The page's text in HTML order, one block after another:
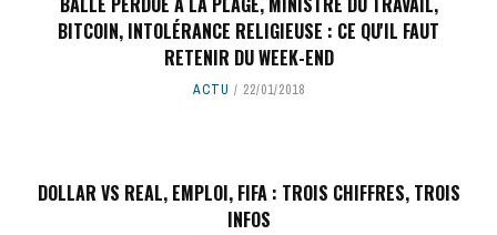
BITCOIN, INTOLÉRANCE RELIGIEUSE : CE QU'IL FAUT
RETENIR DU WEEK-END
ACTU 22/01/2018
DOLLAR VS REAL, EMPLOI, FIFA : TROIS CHIFFRES, TROIS
INFOS